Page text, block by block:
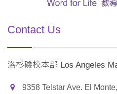
Contact Us
洛杉磯校本部 Los Angeles
9358 Telstar Ave. El